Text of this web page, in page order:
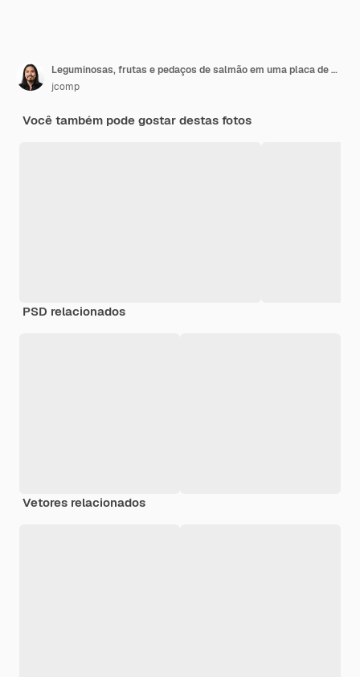
Leguminosas, frutas e pedaços de salmão em uma placa de madeira.
jcomp
Você também pode gostar destas fotos
PSD relacionados
Vetores relacionados